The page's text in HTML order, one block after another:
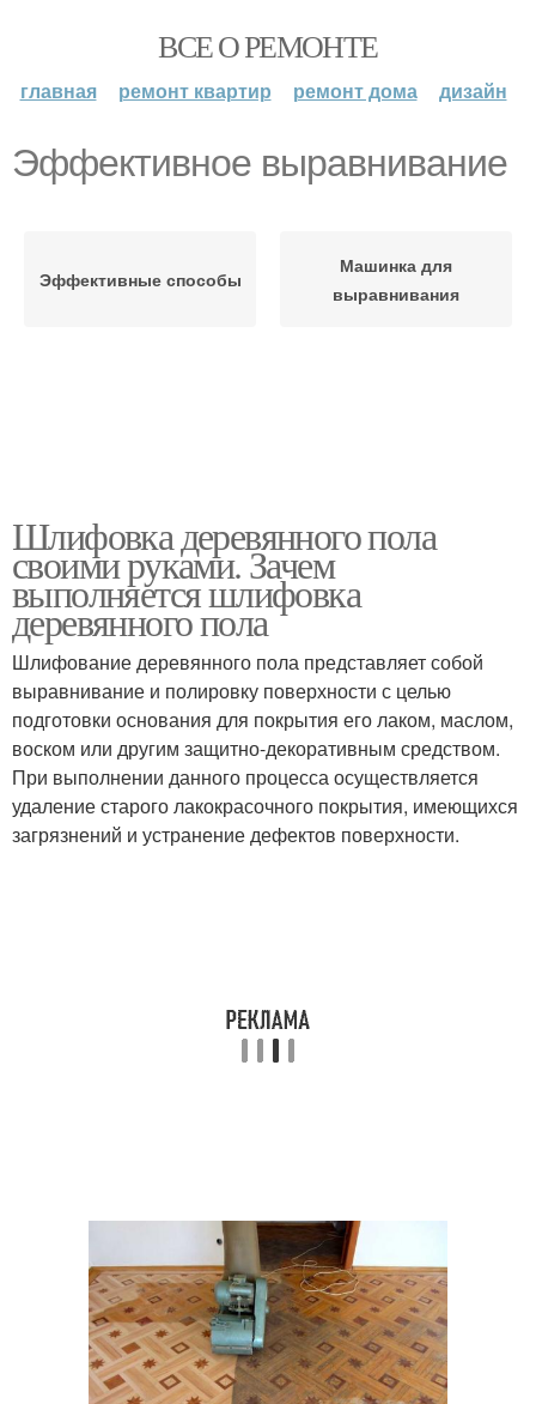
ВСЕ О РЕМОНТЕ
главная ремонт квартир ремонт дома дизайн
Эффективное выравнивание
Эффективные способы
Машинка для
выравнивания
Шлифовка деревянного пола
своими руками. Зачем
выполняется шлифовка
деревянного пола
Шлифование деревянного пола представляет собой
выравнивание и полировку поверхности с целью
подготовки основания для покрытия его лаком, маслом,
воском или другим защитно-декоративным средством.
При выполнении данного процесса осуществляется
удаление старого лакокрасочного покрытия, имеющихся
загрязнений и устранение дефектов поверхности.